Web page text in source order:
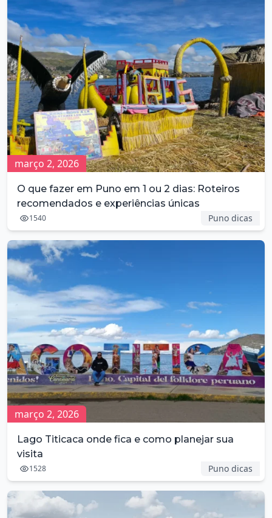
março 2, 2026
O que fazer em Puno em 1 ou 2 dias: Roteiros
recomendados e experiências únicas
1540 Puno dicas
março 2, 2026
Lago Titicaca onde fica e como planejar sua
visita
1528 Puno dicas